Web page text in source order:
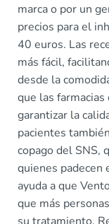
marca o por un
precios para el
40 euros. Las
más fácil,
desde la
que las
garantizar la
pacientes
copago del SNS,
quienes padecen
ayuda a que
que más
su tratamiento.